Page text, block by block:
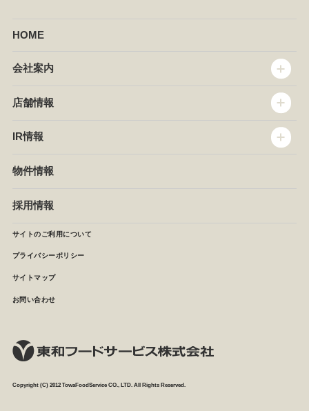
HOME
会社案内
企業情報
セントラルキッチン
NEWS
店舗情報
椿屋珈琲
イタリアンダイニングDONA
店舗検索
IR情報
IRニュース
月次報告
決算短信
株主の皆様へ
よくあるご質問 (株主優待制度)
物件情報
採用情報
サイトのご利用について
プライバシーポリシー
サイトマップ
お問い合わせ
Copyright (C) 2012 TowaFoodService CO., LTD. All Rights Reserved.